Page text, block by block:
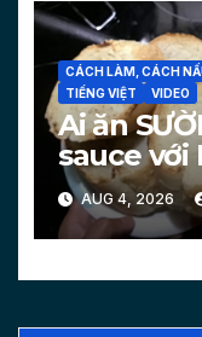
CÁCH LÀM, CÁCH
TIẾNG VIỆT
VIDEO
Ai ăn
sauce với
chiêu
AUG 4, 2026